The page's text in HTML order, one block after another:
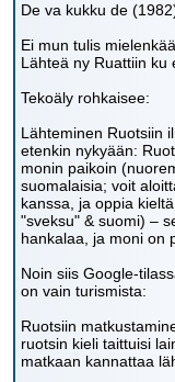
De va kukku de
Ei mun tulis mielenkää
Lähteä ny Ruattiin ku
Tekoäly rohkaisee:
Lähteminen Ruotsiin
etenkin nykyään:
monin paikoin
suomalaisia; voit
kanssa, ja oppia
"sveksu" & suomi) –
hankalaa, ja moni on
Noin siis Google-
on vain turismista:
Ruotsiin
ruotsin kieli taittuisi
matkaan kannattaa